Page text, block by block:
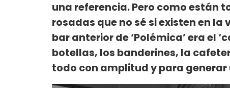
una referencia. Pero como están
rosadas que no sé si existen en la
bar anterior de ‘Polémica’ era el
botellas, los banderines, la
todo con amplitud y para generar